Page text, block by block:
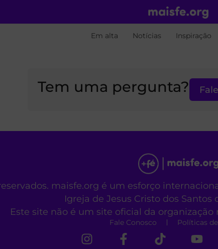
Em alta Notícias Inspiração
Tem uma pergunta?
maisfe.org é um esforço
Igreja de Jesus Cristo dos Santos
Este site não é um site oficial da
Fale Conosco Políticas